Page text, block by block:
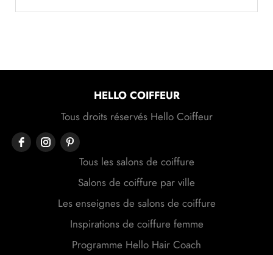
HELLO COIFFEUR
Tous droits réservés Hello Coiffeur
Tous les salons de coiffure
Salons de coiffure par ville
Les enseignes de salons de coiffure
Inspirations de coiffure femme
Programme Hello Hair Coach